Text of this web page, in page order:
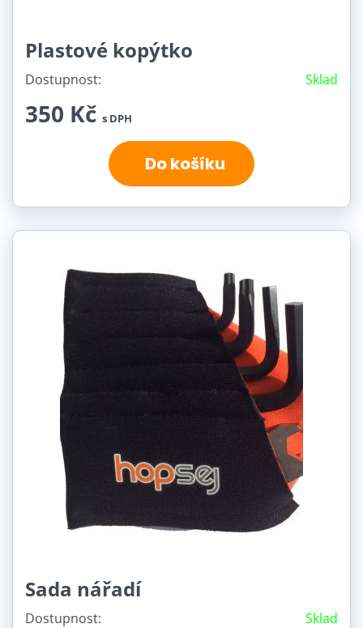
Plastové kopýtko
Dostupnost: Sklad
350 Kč s DPH
Do košíku
Sada nářadí
Dostupnost: Sklad